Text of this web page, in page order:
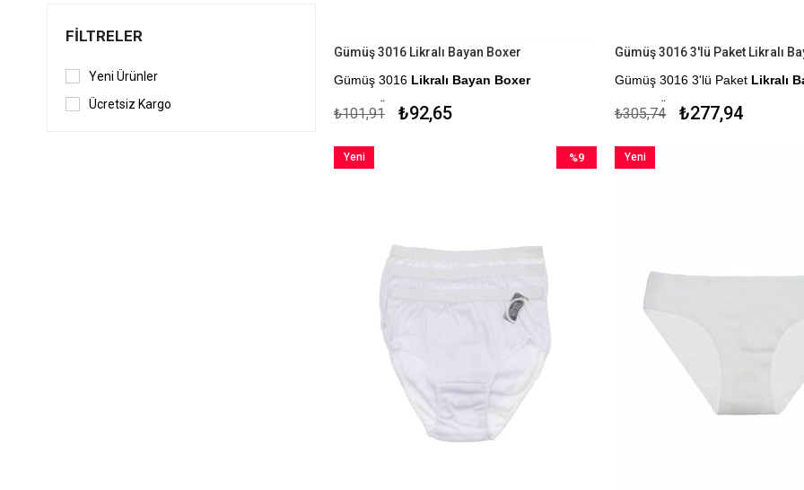
FILTRELER
Yeni Ürünler
Ücretsiz Kargo
Gümüş 3016 Likralı Bayan Boxer
Gümüş 3016 Likralı Bayan Boxer
Kapıda Ödeme Seçeneği
₺92,65
₺101,91
Gümüş 3016 3'lü Paket Likralı
Kapıda Ödeme Seçeneği
₺277,94
₺305,74
%9
Yeni
Yeni